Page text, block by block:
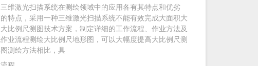
维激光扫描系统在测绘领域中的应用各有其特点和优劣
特点，采用一种三维激光扫描系统不能有效完成大面积大
比例尺测图技术方案，制定详细的工作流程、作业方法及
业流程测绘大比例尺地形图，可以大幅度提高大比例尺测
测绘方法相比，具